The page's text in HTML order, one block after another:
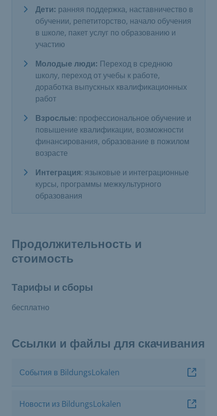
Дети: ранняя поддержка, наставничество в
обучении, репетиторство, начало обучения
в школе, пакет услуг по образованию и
участию
Молодые люди: Переход в среднюю
школу, переход от учебы к работе,
доработка выпускных квалификационных
работ
Взрослые: профессиональное обучение и
повышение квалификации, возможности
финансирования, образование в пожилом
возрасте
Интеграция: языковые и интеграционные
курсы, программы межкультурного
образования
Продолжительность и
стоимость
Тарифы и сборы
бесплатно
Ссылки и файлы для скачивания
События в BildungsLokalen
Новости из BildungsLokalen